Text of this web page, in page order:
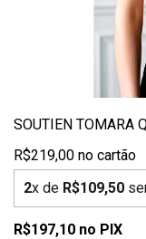
SOUTIEN TOMARA
R$219,00
2x de R$109,50
R$197,10 no PIX